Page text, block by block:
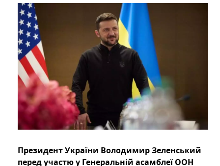
Президент України Володимир Зеленський
перед участю у Генеральній асамблеї ООН